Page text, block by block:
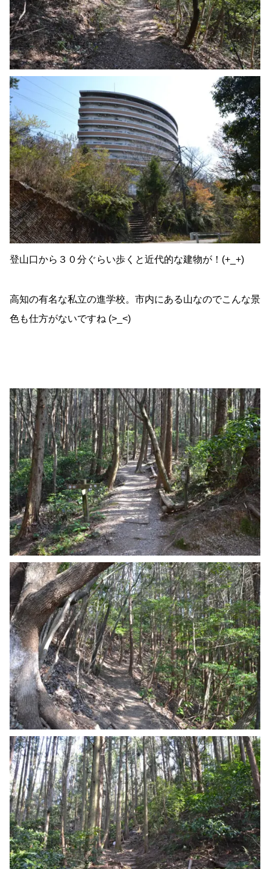
登山口から３０分ぐらい歩くと近代的な建物が！(+_+)
高知の有名な私立の進学校。市内にある山なのでこんな景
色も仕方がないですね (>_<)